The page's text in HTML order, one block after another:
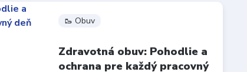
🥾 Obuv
Zdravotná obuv: Pohodlie a
ochrana pre každý pracovný